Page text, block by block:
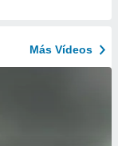
Más Vídeos